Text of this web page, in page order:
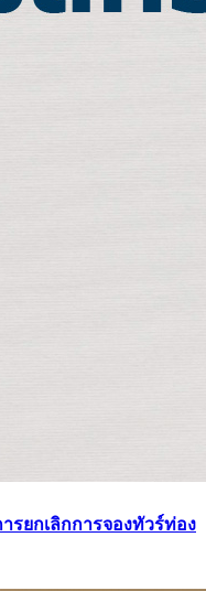
รยกเลิกการจองทัวร์ท่อง